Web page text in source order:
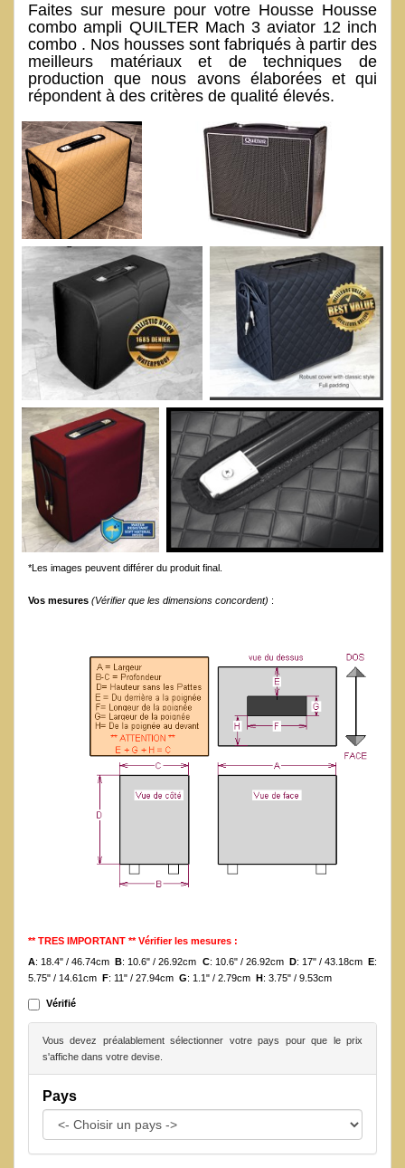
Faites sur mesure pour votre Housse Housse
combo ampli QUILTER Mach 3 aviator 12 inch
combo . Nos housses sont fabriqués à partir des
meilleurs matériaux et de techniques de
production que nous avons élaborées et qui
répondent à des critères de qualité élevés.
*Les images peuvent différer du produit final.
Vos mesures (Vérifier que les dimensions concordent) :
** TRES IMPORTANT ** Vérifier les mesures :
A: 18.4" / 46.74cmB: 10.6" / 26.92cm C: 10.6" / 26.92cm D: 17" / 43.18cm E:
5.75" / 14.61cm F: 11" / 27.94cm G: 1.1" / 2.79cm H: 3.75" / 9.53cm
Vérifié
Vous devez préalablement sélectionner votre pays pour que le prix
s'affiche dans votre devise.
Pays